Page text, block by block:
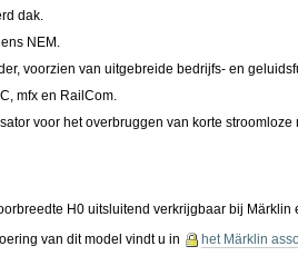
dak.
NEM.
voorzien van uitgebreide bedrijfs- en
mfx en RailCom.
voor het overbruggen van korte stroomloze
H0 uitsluitend verkrijgbaar bij Märklin
van dit model vindt u in
het Märklin